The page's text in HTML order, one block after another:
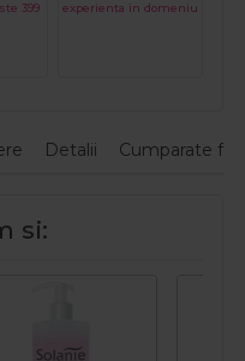
399
experienta in domeniu
Detalii Cumparate
si: